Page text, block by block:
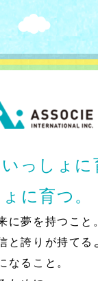
っしょに
に育つ。
に夢を持つこと
と誇りが持てる
なること。